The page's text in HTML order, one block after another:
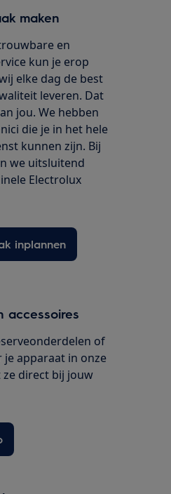
maken
en
kun je erop
elke dag de best
leveren. Dat
jou. We hebben
die je in het hele
kunnen zijn. Bij
we uitsluitend
Electrolux
inplannen
accessoires
of
je apparaat in onze
direct bij jouw